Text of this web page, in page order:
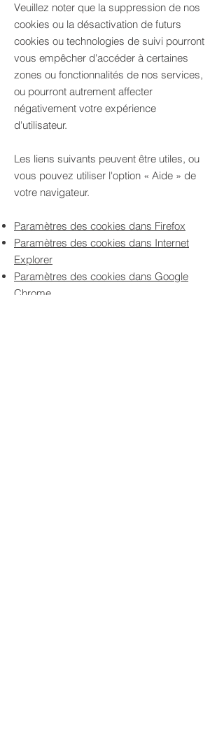
Veuillez noter que la suppression de nos
cookies ou la désactivation de futurs
cookies ou technologies de suivi pourront
vous empêcher d'accéder à certaines
zones ou fonctionnalités de nos services,
ou pourront autrement affecter
négativement votre expérience
d'utilisateur.
Les liens suivants peuvent être utiles, ou
vous pouvez utiliser l'option « Aide » de
votre navigateur.
Paramètres des cookies dans Firefox
Paramètres des cookies dans Internet
Explorer
Paramètres des cookies dans Google
Chrome